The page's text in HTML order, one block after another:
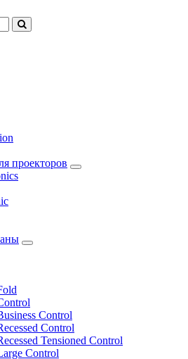
проекторов
Control
Control
Tensioned Control
Control